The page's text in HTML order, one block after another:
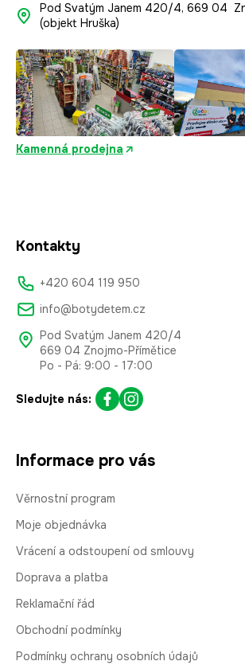
Pod Svatým Janem 420/4, 669 04
(objekt Hruška)
Kamenná prodejna
Kontakty
+420 604 119 950
info@botydetem.cz
Pod Svatým Janem 420/4
669 04 Znojmo-Přímětice
Po - Pá: 9:00 - 17:00
Sledujte nás:
Informace pro vás
Věrnostní program
Moje objednávka
Vrácení a odstoupení od smlouvy
Doprava a platba
Reklamační řád
Obchodní podmínky
Podmínky ochrany osobních údajů